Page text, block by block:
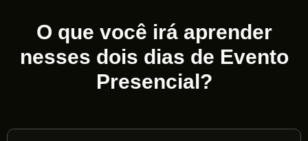
O que você irá aprender
nesses dois dias de Evento
Presencial?